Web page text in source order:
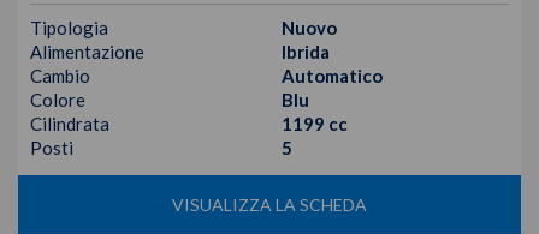
Tipologia
Nuovo
Alimentazione
Ibrida
Cambio
Automatico
Colore
Blu
Cilindrata
1199 cc
Posti
5
VISUALIZZA LA SCHEDA